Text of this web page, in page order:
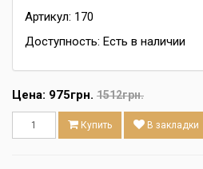
Артикул: 170
Доступность: Есть в наличии
Цена: 975грн. 1512грн.
Купить В закладки